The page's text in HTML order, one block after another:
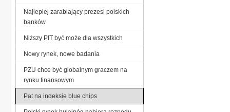
Najlepiej zarabiający prezesi polskich
banków
Niższy PIT być może dla wszystkich
Nowy rynek, nowe badania
PZU chce być globalnym graczem na
rynku finansowym
Pat na indeksie blue chips